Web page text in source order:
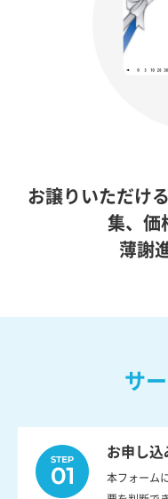
お譲りいただけ
集、価
薄謝
サ
お申し込
本フォーム